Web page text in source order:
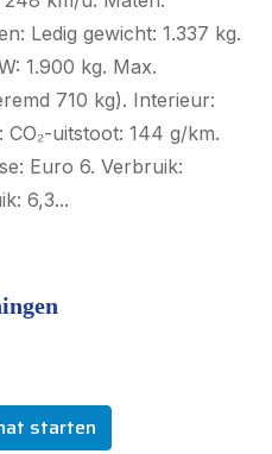
Ledig gewicht: 1.337 kg.
1.900 kg. Max.
710 kg). Interieur:
uitstoot: 144 g/km.
Euro 6. Verbruik:
6,3...
starten